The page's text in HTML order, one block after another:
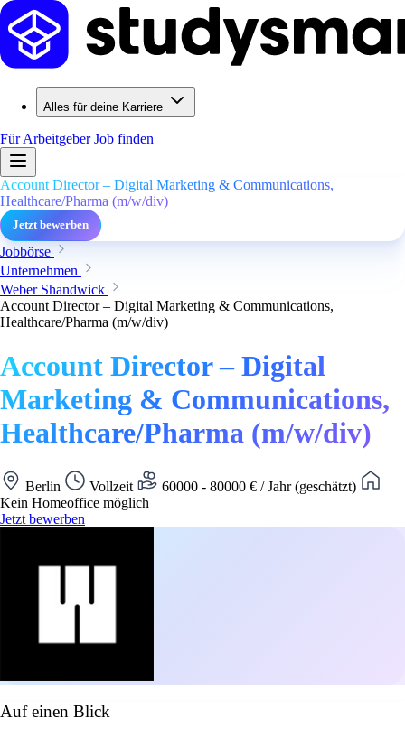
Alles für deine Karriere
Für ArbeitgeberJob finden
Account Director – Digital Marketing & Communications,
Healthcare/Pharma (m/w/div)
Jetzt bewerben
Jobbörse
Unternehmen
Weber Shandwick
Account Director – Digital Marketing & Communications,
Healthcare/Pharma (m/w/div)
Account Director – Digital
Marketing & Communications,
Healthcare/Pharma (m/w/div)
Berlin Vollzeit
60000 - 80000 € / Jahr (geschätzt)
Kein Homeoffice möglich
Jetzt bewerben
Auf einen Blick